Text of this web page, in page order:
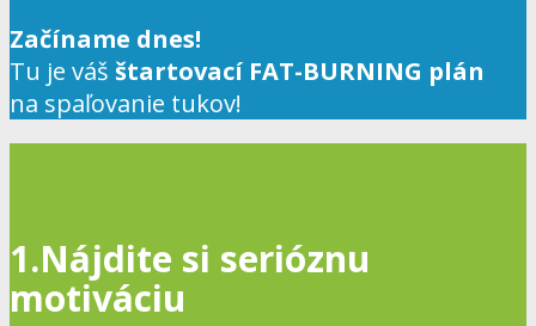
Začíname dnes!
Tu je váš štartovací FAT-BURNING plán
na spaľovanie tukov!
1.Nájdite si serióznu
motiváciu